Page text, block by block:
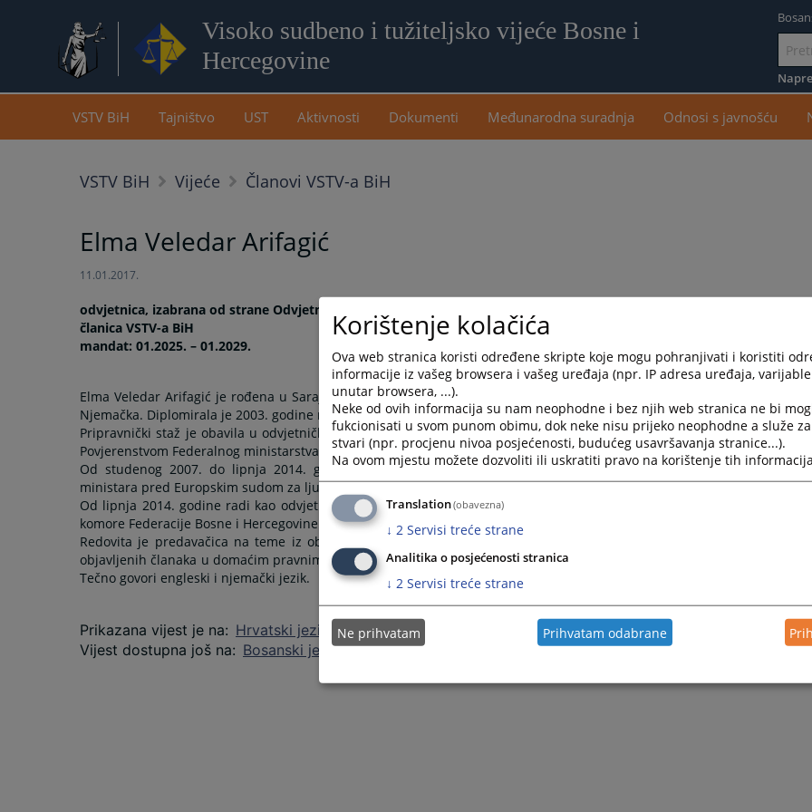
Visoko sudbeno i tužiteljsko vijeće Bosne i
Hercegovine
na
VSTV BiH Tajništvo UST Aktivnosti Dokumenti Međunarodna suradnja Odnosi s javnošću
VSTV BiH Vijeće Članovi VSTV-a BiH
Elma Veledar Arifagić
11.01.2017.
odvjetnica, izabrana od strane Odvjetničke komore FBiH
članica VSTV-a BiH
mandat: 01.2025. – 01.2029.
Elma Veledar Arifagić je rođena u Sarajevu 1976. godine. Osnovnu školu je završila u Čapljini, a gimnaziju u Stutgartu,
Njemačka. Diplomirala je 2003. godine na Pravnom fakultetu Univerziteta u Sarajevu.
Pripravnički staž je obavila u odvjetničkom uredu u Sarajevu. Pravosudni ispit je položila u siječnju 2006. godine pred
Povjerenstvom Federalnog ministarstva pravde.
Od studenog 2007. do lipnja 2014. godine zaposlena je na mjestu stručne savjetnice u Uredu zastupnika Vijeća
ministara pred Europskim sudom za ljudska prava.
Od lipnja 2014. godine radi kao odvjetnica. Za članicu VSTV-a izabrana je u listopadu 2024. godine ispred Odvjetničke
komore Federacije Bosne i Hercegovine.
Redovita je predavačica na teme iz oblasti građanskog, radnog prava i ljudskih prava. Koautorica ili autorica je više
objavljenih članaka u domaćim pravnim biltenima koji pružaju informacije relevantne za pravnike u Bosni i Hercegovini.
Tečno govori engleski i njemački jezik.
Prikazana vijest je na: Hrvatski jezik
Vijest dostupna još na: Bosanski jezik Srpski jezik English language Српски језик
Korištenje kolačića
Ova web stranica koristi određene skripte koje mogu pohranjivati i koristiti
informacije iz vašeg browsera i vašeg uređaja (npr. IP adresa uređaja,
unutar browsera, ...).
Neke od ovih informacija su nam neophodne i bez njih web stranica ne bi
fukcionisati u svom punom obimu, dok neke nisu prijeko neophodne a služe
stvari (npr. procjenu nivoa posjećenosti, budućeg usavršavanja stranice...).
Na ovom mjestu možete dozvoliti ili uskratiti pravo na korištenje tih
Translation(obavezna)
↓ 2 Servisi treće strane
Analitika o posjećenosti stranica
↓ 2 Servisi treće strane
Ne prihvatam Prihvatam odabrane